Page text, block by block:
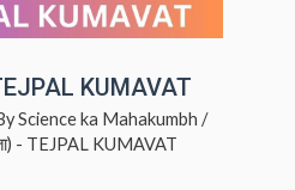
KUMAVAT
Science ka Mahakumbh /
- TEJPAL KUMAVAT